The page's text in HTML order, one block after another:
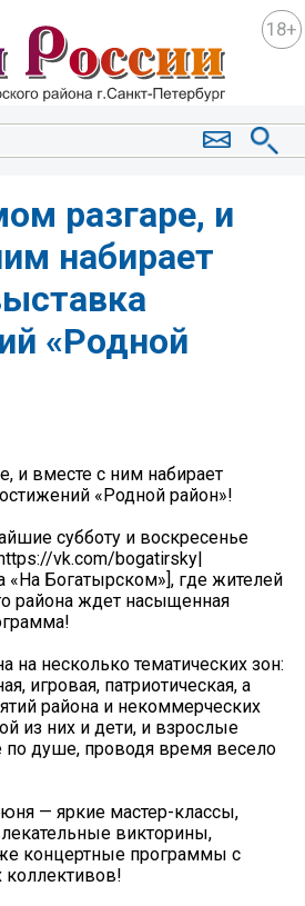
18+
разгаре, и
набирает
«Родной
и вместе с ним набирает
«Родной район»!
субботу и воскресенье
vk.com/bogatirsky|
«На Богатырском»], где жителей
района ждет насыщенная
на несколько тематических зон:
игровая, патриотическая, а
района и некоммерческих
из них и дети, и взрослые
по душе, проводя время весело
— яркие мастер-классы,
викторины,
концертные программы с
коллективов!